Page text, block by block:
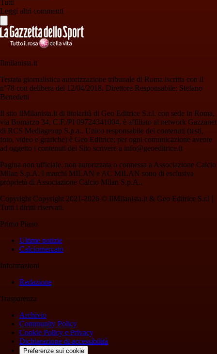
Tutti
Leggi altri commenti
Ilmilanista.it
Testata giornalistica autorizzazione tribunale di Roma iscritta con il
n°78 con delibera del 12/04/2018. Direttore Responsabile: Stefano
Benedetti
Il sito IlMilanista.it di titolarità di Geo Editrice S.r.l. con sede in Roma,
via Bomarzo 34, C.F./PI 09724341004, è affiliato al network Gazzanet
di RCS Mediagroup S.p.a.. Unico responsabile dei contenuti (testi,
foto, video e grafiche) è Geo Editrice; per ogni comunicazione avente
ad oggetto i contenuti del Sito scrivere a info@geoeditrice.it
Pagina non ufficiale, non autorizzata o connessa a Associazione Calcio
Milan S.p.A. I marchi MILAN e AC MILAN sono di esclusiva
proprietà di Associazione Calcio Milan S.p.A..
Copyright Copyright 2021-2026 © IlMilanista.it & Geo Editrice S.r.l |
Tutti i diritti riservati.
Primo Piano
Ultime notizie
Calciomercato
Informazioni
Redazione
Trasparenza
Archivio
Community Policy
Cookie Policy e Privacy
Dichiarazione di accessibilità
Preferenze sui cookie